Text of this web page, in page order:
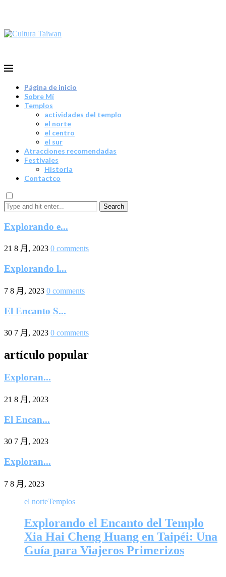
Página de inicio
Sobre Mí
Templos
actividades del templo
el norte
el centro
el sur
Atracciones recomendadas
Festivales
Historia
Contactco
Search
Explorando e...
21 8 月, 2023 0 comments
Explorando l...
7 8 月, 2023 0 comments
El Encanto S...
30 7 月, 2023 0 comments
artículo popular
Exploran...
21 8 月, 2023
El Encan...
30 7 月, 2023
Exploran...
7 8 月, 2023
el norteTemplos
Explorando el Encanto del Templo
Xia Hai Cheng Huang en Taipéi: Una
Guía para Viajeros Primerizos